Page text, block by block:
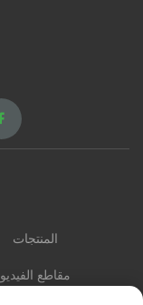
المنتجات
مقاطع الفيديو